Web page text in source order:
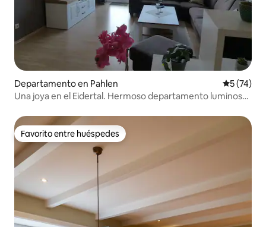
Departamento en Pahlen
5 (74)
Una joya en el Eidertal. Hermoso departamento luminoso
Favorito entre huéspedes
Favorito entre huéspedes